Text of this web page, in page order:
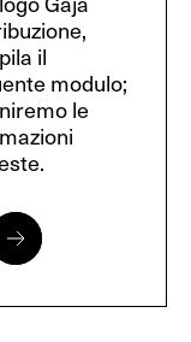
il
modulo;
le